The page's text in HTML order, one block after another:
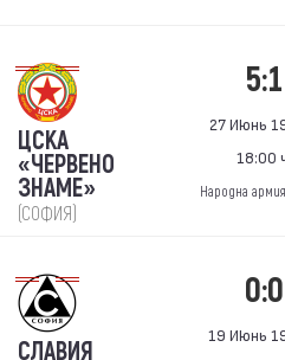
ЦСКА
«ЧЕРВЕНО
ЗНАМЕ»
(СОФИЯ)
5:1
27 Июнь
18:00
Народна
СЛАВИЯ
0:0
19 Июнь